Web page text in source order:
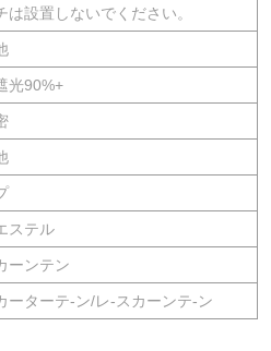
は設置しないでください。
光90%+
ステル
ーンテン
ーターテ-ン/レ-スカーンテ-ン